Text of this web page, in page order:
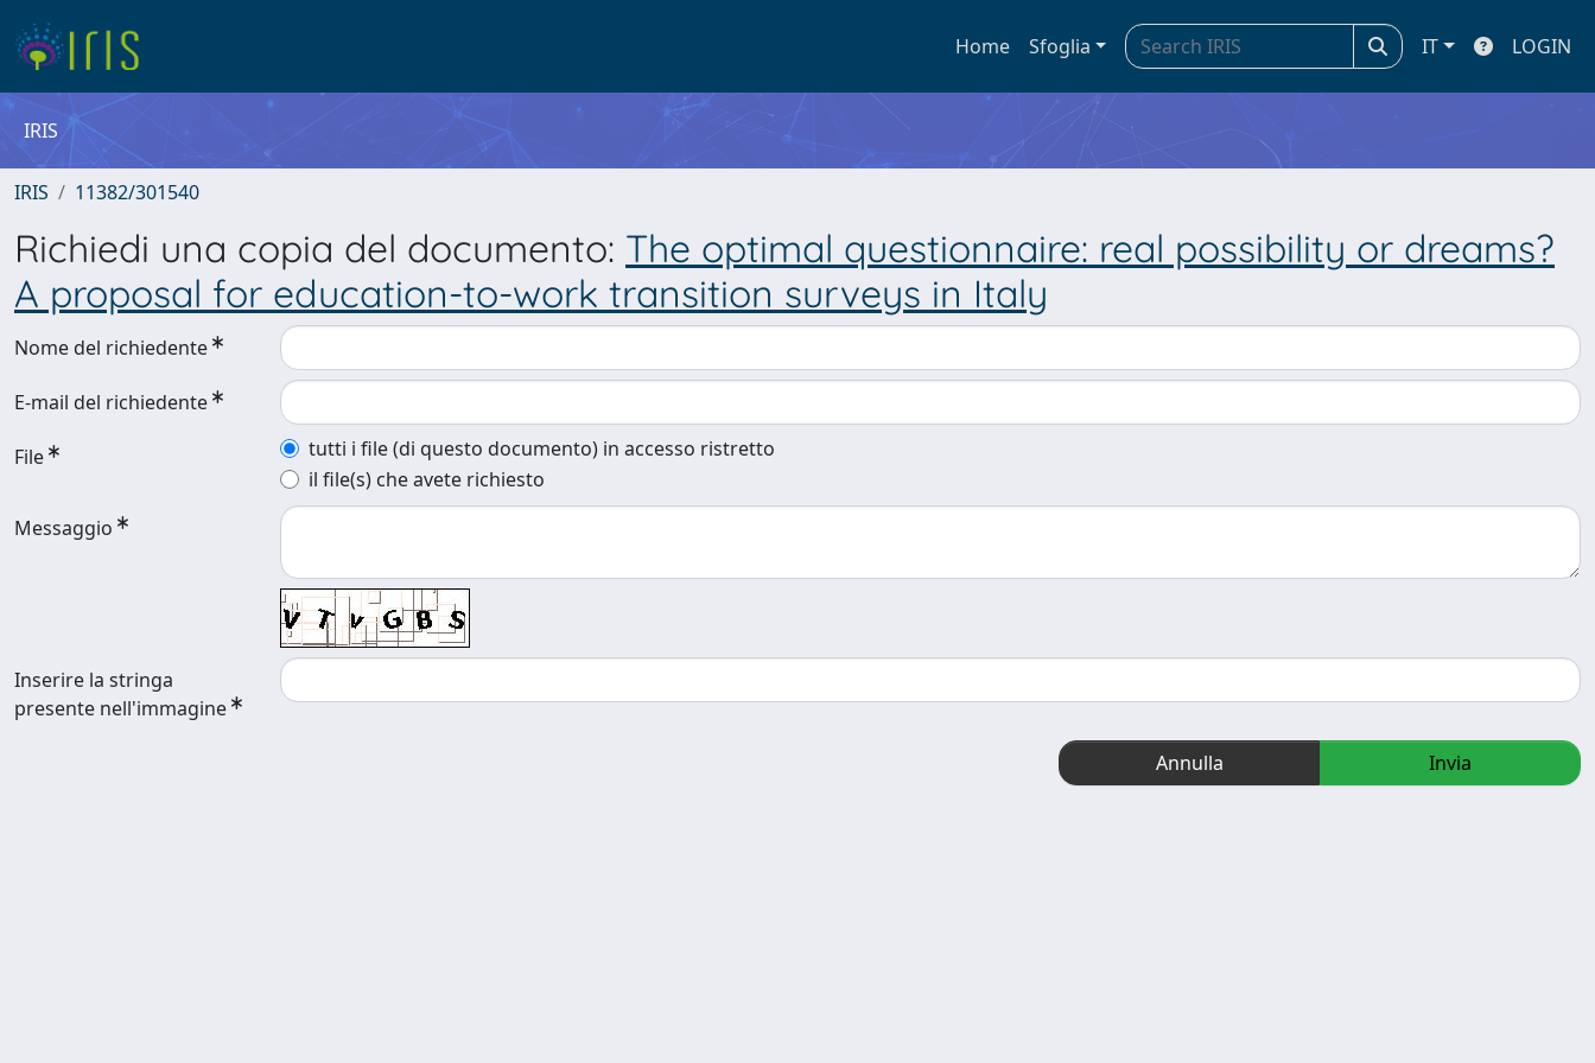
Home Sfoglia IT LOGIN
IRIS
IRIS 11382/301540
Richiedi una copia del documento: The optimal questionnaire: real possibility or dreams?
A proposal for education-to-work transition surveys in Italy
Nome del richiedente
E-mail del richiedente
File
tutti i file (di questo documento) in accesso ristretto
il file(s) che avete richiesto
Messaggio
Inserire la stringa
presente nell'immagine
Annulla Invia